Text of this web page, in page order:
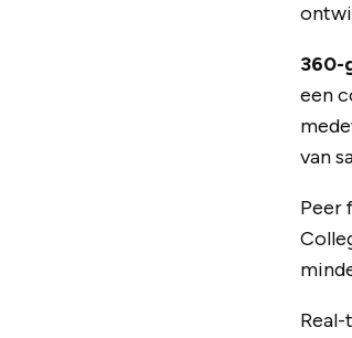
360-
een
van
Peer